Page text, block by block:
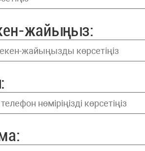
жайыңыз: